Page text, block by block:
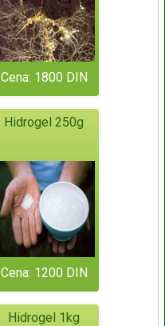
Cena: 1800 DIN
Hidrogel 250g
Cena: 1200 DIN
Hidrogel 1kg